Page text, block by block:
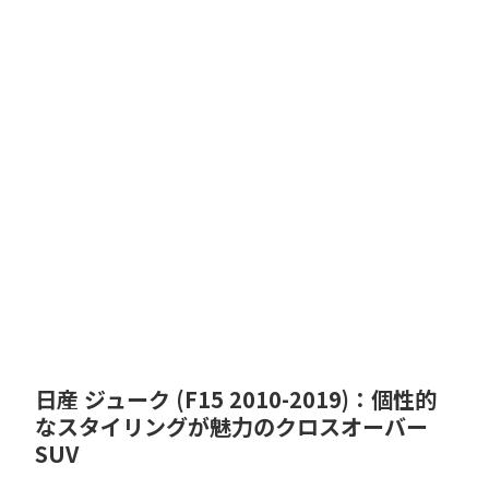
日産 ジューク (F15 2010-2019)：個性的
なスタイリングが魅力のクロスオーバー
SUV